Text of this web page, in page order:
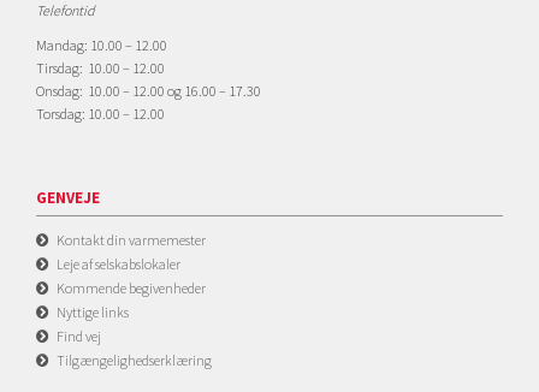
Telefontid
Mandag: 10.00 – 12.00
Tirsdag: 10.00 – 12.00
Onsdag: 10.00 – 12.00 og 16.00 – 17.30
Torsdag: 10.00 – 12.00
GENVEJE
Kontakt din varmemester
Leje af selskabslokaler
Kommende begivenheder
Nyttige links
Find vej
Tilgængelighedserklæring